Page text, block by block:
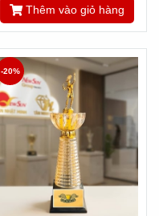
Thêm vào giỏ hàng
-20%